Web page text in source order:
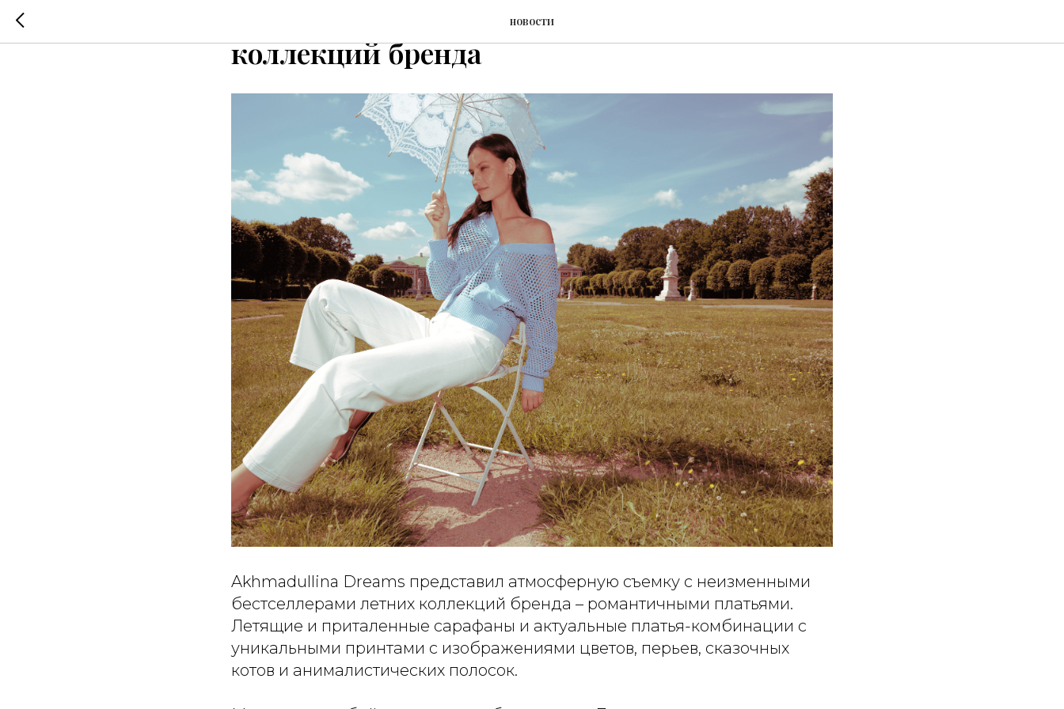
новости
Akhmadullina Dreams: бестселлеры летних
коллекций бренда
Akhmadullina Dreams представил атмосферную съемку с неизменными
бестселлерами летних коллекций бренда – романтичными платьями.
Летящие и приталенные сарафаны и актуальные платья-комбинации с
уникальными принтами с изображениями цветов, перьев, сказочных
котов и анималистических полосок.